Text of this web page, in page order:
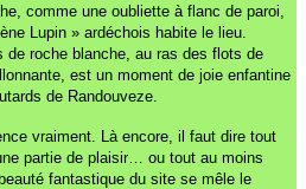
comme une oubliette à flanc de paroi,
Lupin » ardéchois habite le lieu.
de roche blanche, au ras des flots de
est un moment de joie enfantine
de Randouveze.
vraiment. Là encore, il faut dire tout
partie de plaisir… ou tout au moins
fantastique du site se mêle le